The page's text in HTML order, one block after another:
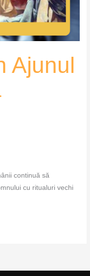
Ajunul
continuă să
cu ritualuri vechi